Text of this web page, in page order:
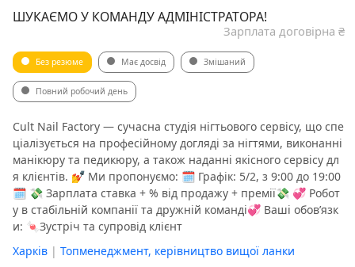
ШУКАЄМО У КОМАНДУ АДМІНІСТРАТОРА!
Зарплата договірна ₴
Без резюме Має досвід Змішаний
Повний робочий день
Cult Nail Factory — сучасна студія нігтьового сервісу, що спе
ціалізується на професійному догляді за нігтями, виконанні
манікюру та педикюру, а також наданні якісного сервісу дл
я клієнтів. 💅 Ми пропонуємо: 🗓 Графік: 5/2, з 9:00 до 19:00
🗓 💸 Зарплата ставка + % від продажу + премії💸 💞 Робот
у в стабільній компанії та дружній команді💞 Ваші обов’язк
и: 🍬Зустріч та супровід клієнт
Харків | Топменеджмент, керівництво вищої ланки